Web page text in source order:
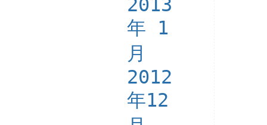
2013
年 1
月
2012
年12